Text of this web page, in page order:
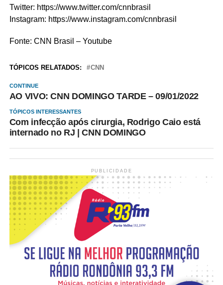
Twitter: https://www.twitter.com/cnnbrasil
Instagram: https://www.instagram.com/cnnbrasil
Fonte: CNN Brasil – Youtube
TÓPICOS RELATADOS: CNN
CONTINUE
AO VIVO: CNN DOMINGO TARDE – 09/01/2022
TÓPICOS INTERESSANTES
Com infecção após cirurgia, Rodrigo Caio está
internado no RJ | CNN DOMINGO
PUBLICIDADE